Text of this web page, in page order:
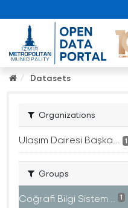
Datasets
Organizations
Ulaşım Dairesi Başka... 1
Groups
Coğrafi Bilgi Sistem... 1